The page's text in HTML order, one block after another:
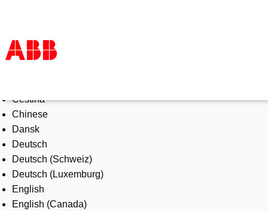
Products & Solutions
Industries
Services
About us
Where to buy
Contact us
Careers
Čeština
Chinese
Dansk
Deutsch
Deutsch (Schweiz)
Deutsch (Luxemburg)
English
English (Canada)